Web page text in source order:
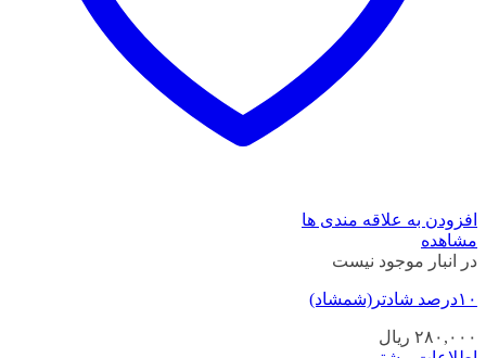
افزودن به علاقه مندی ها
مشاهده
در انبار موجود نیست
۱۰درصد شادتر(شمشاد)
۲۸۰,۰۰۰ ریال